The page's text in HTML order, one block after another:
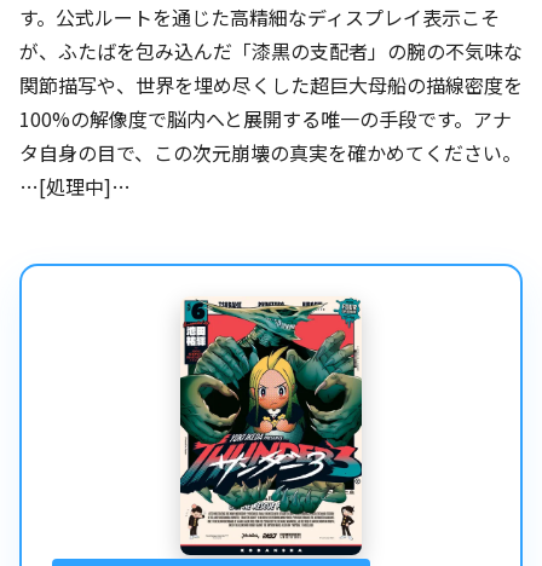
す。公式ルートを通じた高精細なディスプレイ表示こそ
が、ふたばを包み込んだ「漆黒の支配者」の腕の不気味な
関節描写や、世界を埋め尽くした超巨大母船の描線密度を
100%の解像度で脳内へと展開する唯一の手段です。アナ
タ自身の目で、この次元崩壊の真実を確かめてください。
…[処理中]…